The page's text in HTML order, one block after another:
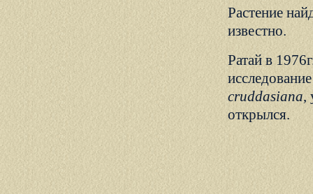
Растение
известно.
Ратай в
cruddasiana,
открылся.